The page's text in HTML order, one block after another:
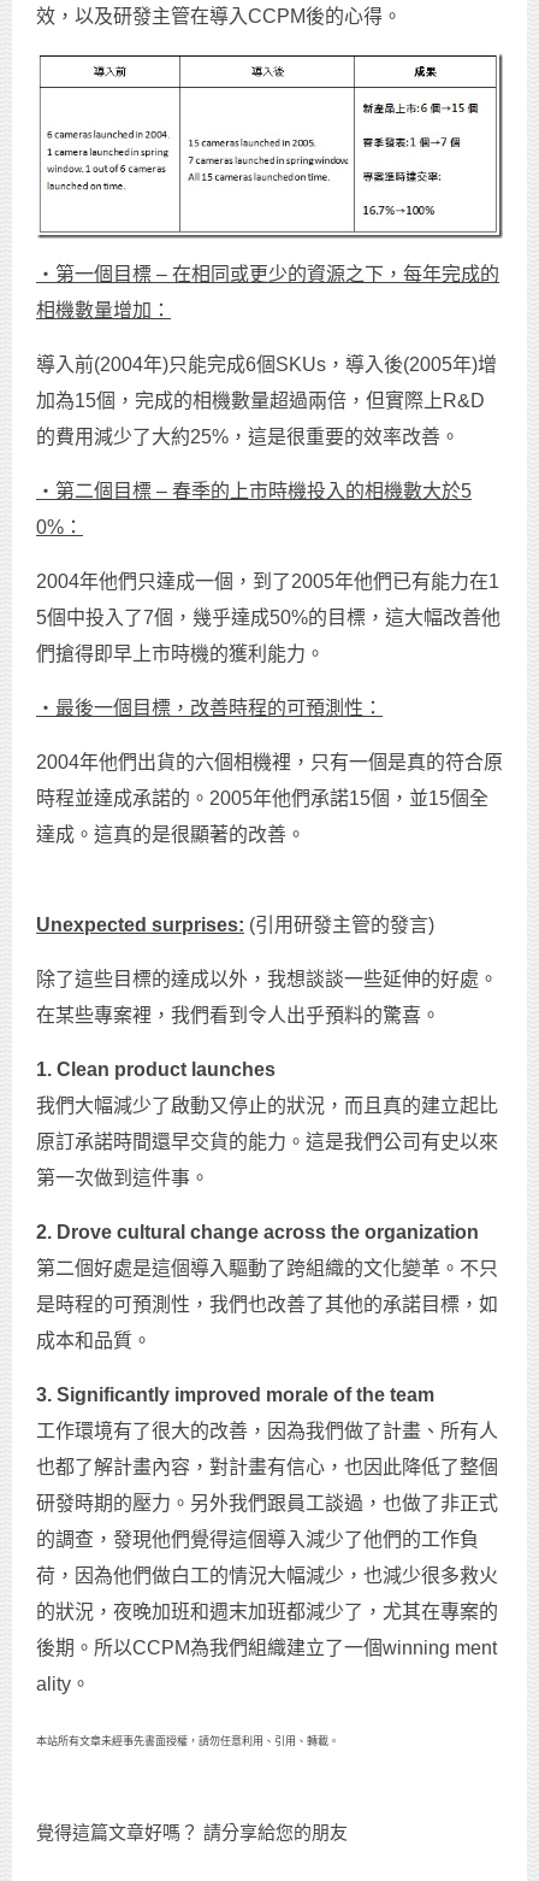
效，以及研發主管在導入CCPM後的心得。
‧第一個目標 – 在相同或更少的資源之下，每年完成的
相機數量增加：
導入前(2004年)只能完成6個SKUs，導入後(2005年)增
加為15個，完成的相機數量超過兩倍，但實際上R&D
的費用減少了大約25%，這是很重要的效率改善。
‧第二個目標 – 春季的上市時機投入的相機數大於5
0% ：
2004年他們只達成一個，到了2005年他們已有能力在1
5個中投入了7個，幾乎達成50%的目標，這大幅改善他
們搶得即早上市時機的獲利能力。
‧最後一個目標，改善時程的可預測性：
2004年他們出貨的六個相機裡，只有一個是真的符合原
時程並達成承諾的。2005年他們承諾15個，並15個全
達成。這真的是很顯著的改善。
Unexpected surprises: (引用研發主管的發言)
除了這些目標的達成以外，我想談談一些延伸的好處。
在某些專案裡，我們看到令人出乎預料的驚喜。
1. Clean product launches
我們大幅減少了啟動又停止的狀況，而且真的建立起比
原訂承諾時間還早交貨的能力。這是我們公司有史以來
第一次做到這件事。
2. Drove cultural change across the organization
第二個好處是這個導入驅動了跨組織的文化變革。不只
是時程的可預測性，我們也改善了其他的承諾目標，如
成本和品質。
3. Significantly improved morale of the team
工作環境有了很大的改善，因為我們做了計畫、所有人
也都了解計畫內容，對計畫有信心，也因此降低了整個
研發時期的壓力。另外我們跟員工談過，也做了非正式
的調查，發現他們覺得這個導入減少了他們的工作負
荷，因為他們做白工的情況大幅減少，也減少很多救火
的狀況，夜晚加班和週末加班都減少了，尤其在專案的
後期。所以CCPM為我們組織建立了一個winning ment
ality。
本站所有文章未經事先書面授權，請勿任意利用、引用、轉載。
覺得這篇文章好嗎？ 請分享給您的朋友